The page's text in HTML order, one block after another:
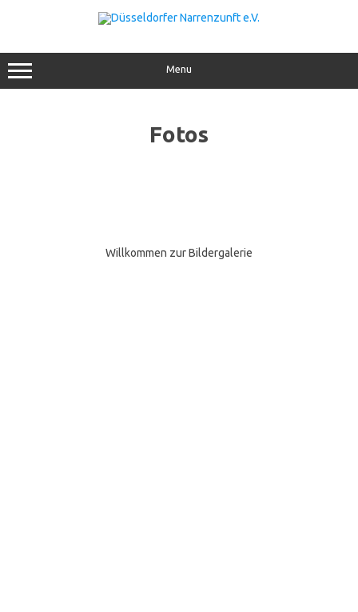
Menu
Fotos
Willkommen zur Bildergalerie